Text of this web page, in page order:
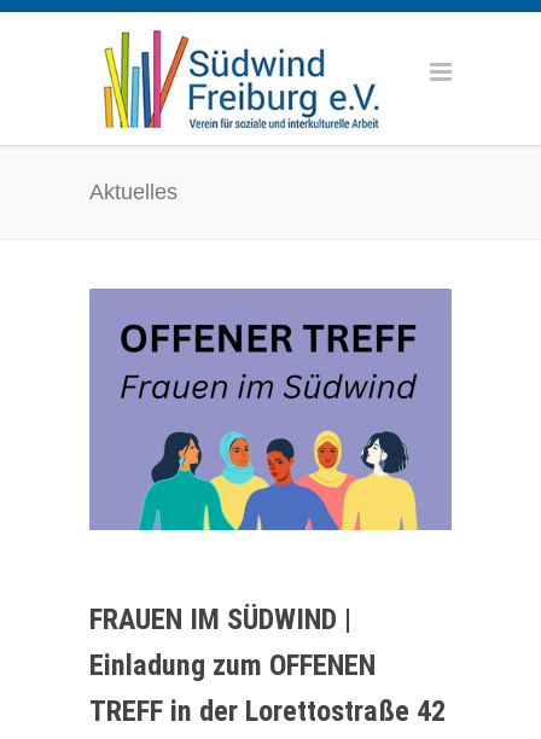
Aktuelles
FRAUEN IM SÜDWIND |
Einladung zum OFFENEN
TREFF in der Lorettostraße 42